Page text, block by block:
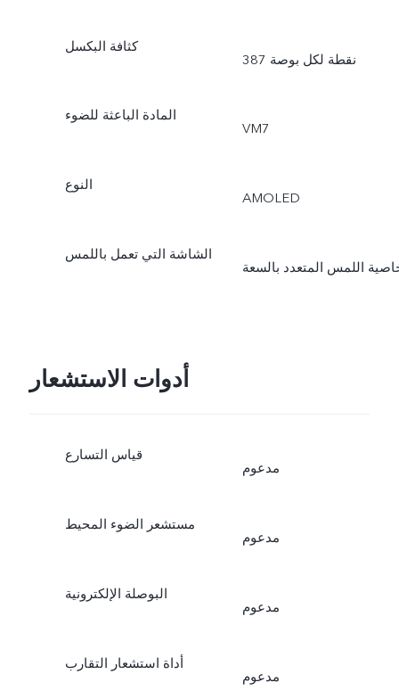
كثافة البكسل
387 نقطة لكل بوصة
المادة الباعثة للضوء
VM7
النوع
AMOLED
الشاشة التي تعمل باللمس
اللمس المتعدد بالسعة
أدوات الاستشعار
قياس التسارع
مدعوم
مستشعر الضوء المحيط
مدعوم
البوصلة الإلكترونية
مدعوم
أداة استشعار التقارب
مدعوم